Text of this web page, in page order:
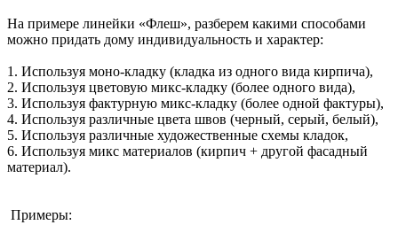
На примере линейки «Флеш», разберем какими способами
можно придать дому индивидуальность и характер:
1. Используя моно-кладку (кладка из одного вида кирпича),
2. Используя цветовую микс-кладку (более одного вида),
3. Используя фактурную микс-кладку (более одной фактуры),
4. Используя различные цвета швов (черный, серый, белый),
5. Используя различные художественные схемы кладок,
6. Используя микс материалов (кирпич + другой фасадный
материал).
Примеры: